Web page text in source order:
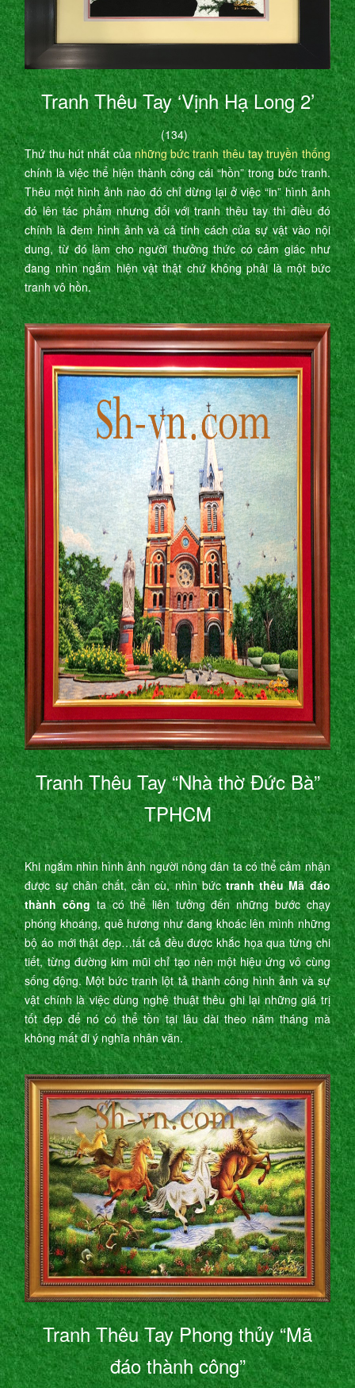
Tranh Thêu Tay ‘Vịnh Hạ Long 2’
(134)
Thứ thu hút nhất củanhững bức tranh thêu tay truyền thống
chính là việc thể hiện thành công cái “hồn” trong bức tranh.
Thêu một hình ảnh nào đó chỉ dừng lại ở việc “in” hình ảnh
đó lên tác phẩm nhưng đối với tranh thêu tay thì điều đó
chính là đem hình ảnh và cả tính cách của sự vật vào nội
dung, từ đó làm cho người thưởng thức có cảm giác như
đang nhìn ngắm hiện vật thật chứ không phải là một bức
tranh vô hồn.
Tranh Thêu Tay “Nhà thờ Đức Bà”
TPHCM
Khi ngắm nhìn hình ảnh người nông dân ta có thể cảm nhận
được sự chân chất, cần cù, nhìn bứctranh thêu Mã đáo
thành côngta có thể liên tưởng đến những bước chạy
phóng khoáng, quê hương như đang khoác lên mình những
bộ áo mới thật đẹp…tất cả đều được khắc họa qua từng chi
tiết, từng đường kim mũi chỉ tạo nên một hiệu ứng vô cùng
sống động. Một bức tranh lột tả thành công hình ảnh và sự
vật chính là việc dùng nghệ thuật thêu ghi lại những giá trị
tốt đẹp để nó có thể tồn tại lâu dài theo năm tháng mà
không mất đi ý nghĩa nhân văn.
Tranh Thêu Tay Phong thủy “Mã
đáo thành công”